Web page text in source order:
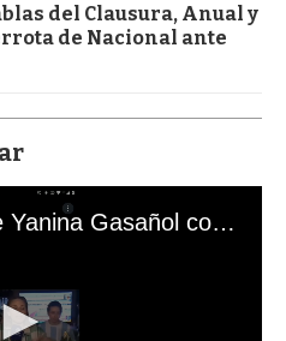
del Clausura, Anual y
de Nacional ante
El mal momento de Yanina Gasañol con un hincha argentino en "Subrayado"